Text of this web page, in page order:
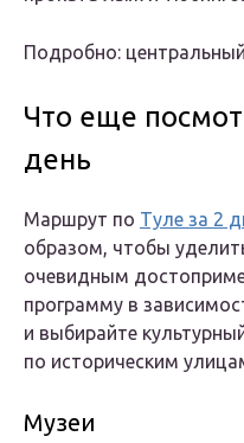
Подробно:
Что еще
день
Маршрут по Туле за 2
образом, чтобы
очевидным
программу в
и выбирайте
по историческим
Музеи